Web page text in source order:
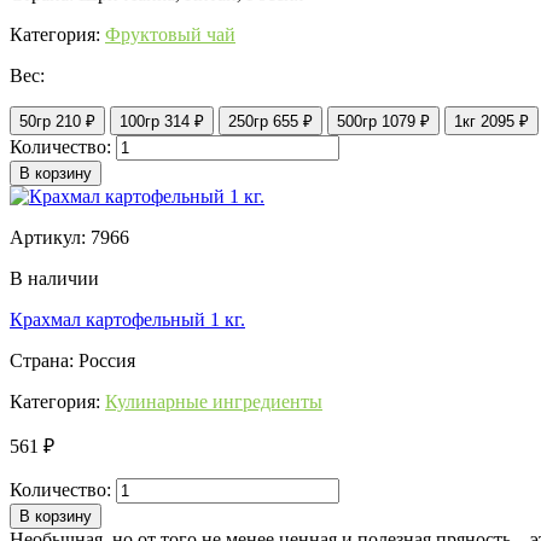
Категория: Фруктовый чай
Вес:
50гр 210 ₽ 100гр 314 ₽ 250гр 655 ₽ 500гр 1079 ₽ 1кг 2095 ₽
Количество:
В корзину
Артикул: 7966
В наличии
Крахмал картофельный 1 кг.
Страна: Россия
Категория: Кулинарные ингредиенты
561 ₽
Количество:
В корзину